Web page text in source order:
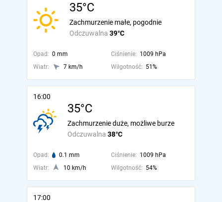
35°C
Odczuwalna 39°C
Zachmurzenie małe, pogodnie
Opad: 0 mm Ciśnienie: 1009 hPa
Wiatr:
7 km/h Wilgotność: 51%
16:00
35°C
Odczuwalna 38°C
Zachmurzenie duże, możliwe burze
Opad: 0.1 mm Ciśnienie: 1009 hPa
Wiatr:
10 km/h Wilgotność: 54%
17:00